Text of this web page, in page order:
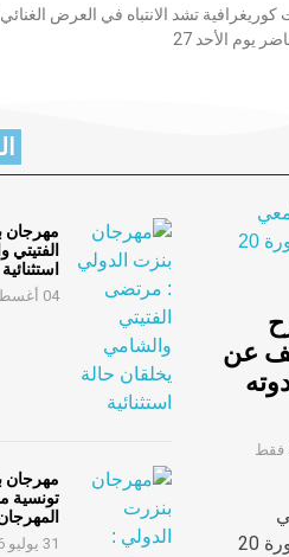
تشد الانتباه في العرض الغنائي
يوم الأحد 27
عن
في ندوته
فقط
20
مهرجان
استثنائية
04 أغسطس 2026
مهرجان
تونسية
31 يوليو 2026